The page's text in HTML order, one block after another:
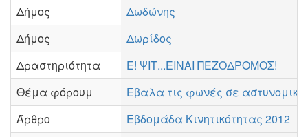
Δήμος
Δωδώνης
Δήμος
Δωρίδος
Δραστηριότητα
Ε! ΨΙΤ...ΕΙΝΑΙ ΠΕΖΟΔΡΟΜΟΣ!
Θέμα φόρουμ
Έβαλα τις φωνές σε
Άρθρο
Εβδομάδα Κινητικότητας 2012